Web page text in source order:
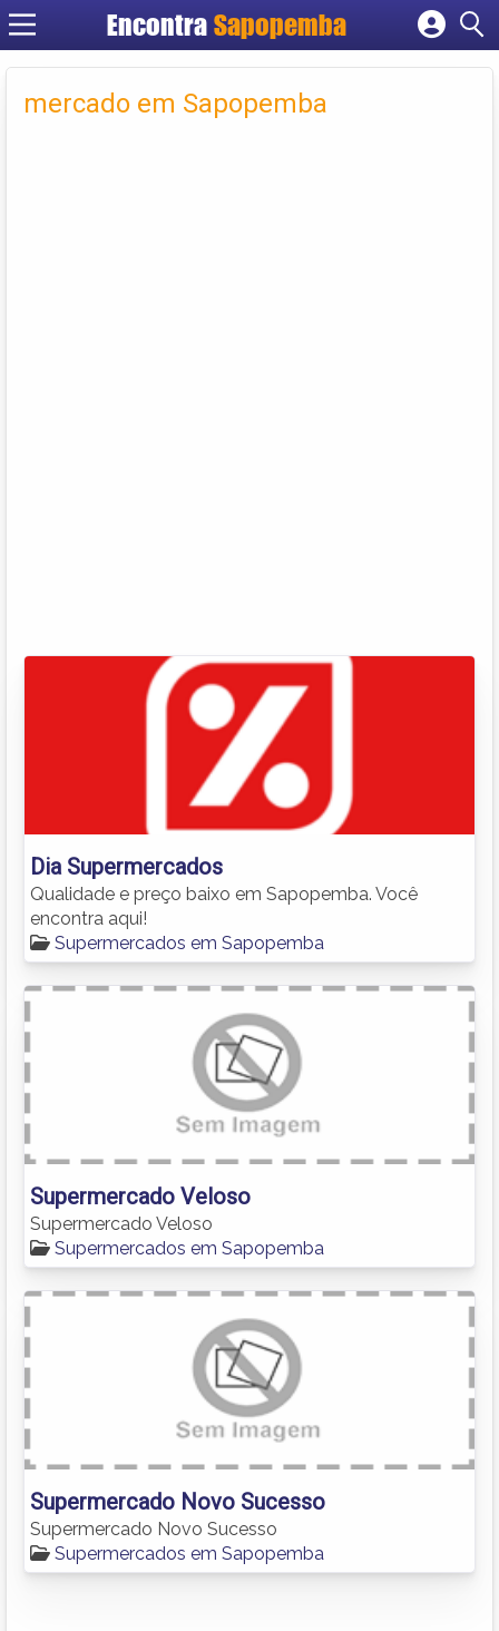
Encontra Sapopemba
Cadastrar empresa
Criar conta
mercado em Sapopemba
Dia Supermercados
Qualidade e preço baixo em Sapopemba. Você
encontra aqui!
Supermercados em Sapopemba
Supermercado Veloso
Supermercado Veloso
Supermercados em Sapopemba
Supermercado Novo Sucesso
Supermercado Novo Sucesso
Supermercados em Sapopemba